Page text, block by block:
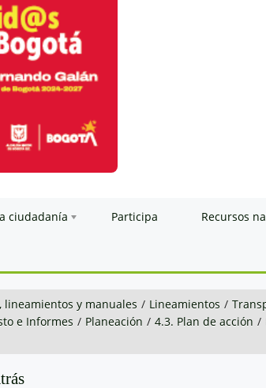
ciudadanía Participa Recursos
lineamientos y manuales / Lineamientos /
e Informes / Planeación / 4.3. Plan de acción /